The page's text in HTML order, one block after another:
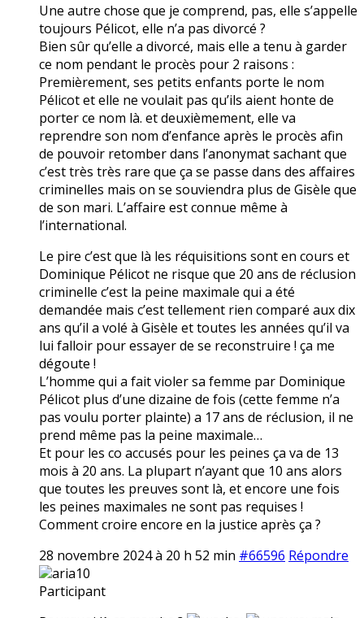
Une autre chose que je comprend, pas, elle s’appelle
toujours Pélicot, elle n’a pas divorcé ?
Bien sûr qu’elle a divorcé, mais elle a tenu à garder
ce nom pendant le procès pour 2 raisons :
Premièrement, ses petits enfants porte le nom
Pélicot et elle ne voulait pas qu’ils aient honte de
porter ce nom là. et deuxièmement, elle va
reprendre son nom d’enfance après le procès afin
de pouvoir retomber dans l’anonymat sachant que
c’est très très rare que ça se passe dans des affaires
criminelles mais on se souviendra plus de Gisèle que
de son mari. L’affaire est connue même à
l’international.
Le pire c’est que là les réquisitions sont en cours et
Dominique Pélicot ne risque que 20 ans de réclusion
criminelle c’est la peine maximale qui a été
demandée mais c’est tellement rien comparé aux dix
ans qu’il a volé à Gisèle et toutes les années qu’il va
lui falloir pour essayer de se reconstruire ! ça me
dégoute !
L’homme qui a fait violer sa femme par Dominique
Pélicot plus d’une dizaine de fois (cette femme n’a
pas voulu porter plainte) a 17 ans de réclusion, il ne
prend même pas la peine maximale…
Et pour les co accusés pour les peines ça va de 13
mois à 20 ans. La plupart n’ayant que 10 ans alors
que toutes les preuves sont là, et encore une fois
les peines maximales ne sont pas requises !
Comment croire encore en la justice après ça ?
28 novembre 2024 à 20 h 52 min #66596 Répondre
aria10
Participant